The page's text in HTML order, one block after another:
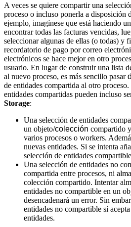
A veces se quiere compartir una
proceso o incluso ponerla a disposición
ejemplo, imagínese que está haciendo
encontrar todas las facturas vencidas,
seleccionar algunas de ellas (o todas) y
recordatorio de pago por correo
electrónicos se hace mejor en otro
usuario. En lugar de construir una lista
al nuevo proceso, es más sencillo pasar
de entidades compartida al otro
entidades compartidas pueden incluso
Storage:
Una selección de entidades
un objeto/colección compartido
varios procesos o workers.
nuevas entidades. Si se intenta
selección de entidades
Una selección de entidades no
compartida entre procesos, ni
colección compartido. Intentar
entidades no compartible en un
desencadenará un error. Sin
entidades no compartible sí
entidades.